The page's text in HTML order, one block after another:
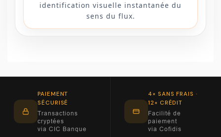
identification visuelle instantanée du
sens du flux.
PAIEMENT
SÉCURISÉ
Transactions
cryptées
via CIC Banque
4× SANS FRAIS ·
12× CRÉDIT
Facilité de
paiement
via Cofidis